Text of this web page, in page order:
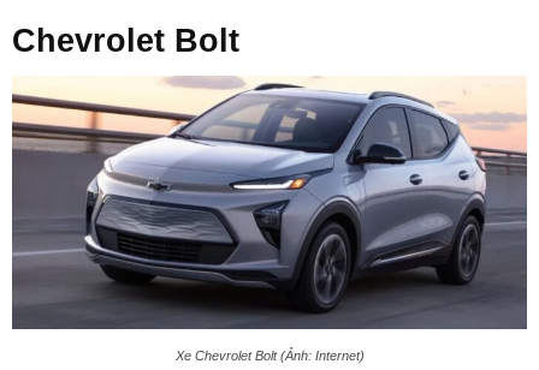
Chevrolet Bolt
Xe Chevrolet Bolt (Ảnh: Internet)